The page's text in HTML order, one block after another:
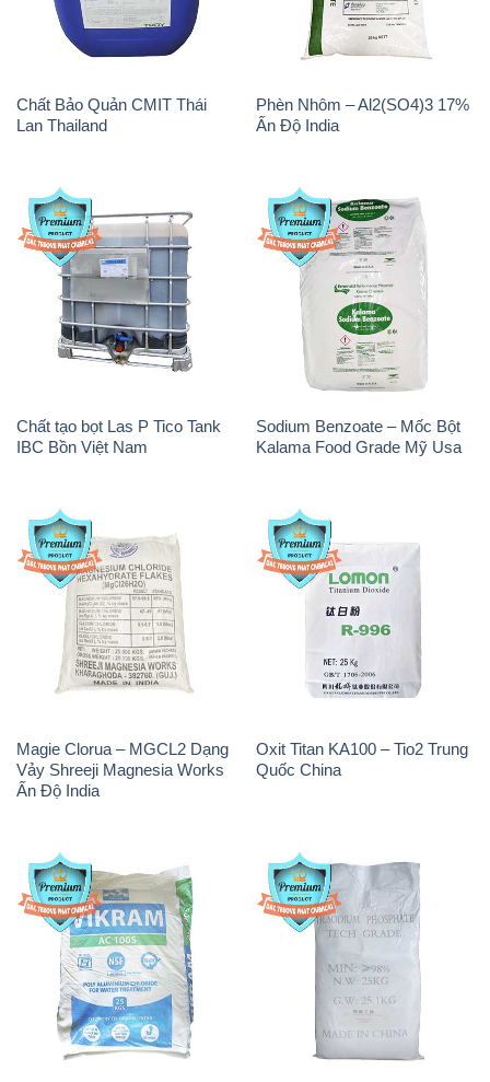
Chất Bảo Quản CMIT Thái
Lan Thailand
Phèn Nhôm – Al2(SO4)3 17%
Ấn Độ India
Chất tạo bọt Las P Tico Tank
IBC Bồn Việt Nam
Sodium Benzoate – Mốc Bột
Kalama Food Grade Mỹ Usa
Magie Clorua – MGCL2 Dạng
Vảy Shreeji Magnesia Works
Ấn Độ India
Oxit Titan KA100 – Tio2 Trung
Quốc China